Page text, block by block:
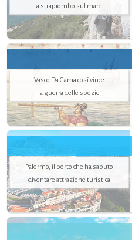
a strapiombo sul mare
Vasco Da Gama così vince
la guerra delle spezie
Palermo, il porto che ha saputo
diventare attrazione turistica